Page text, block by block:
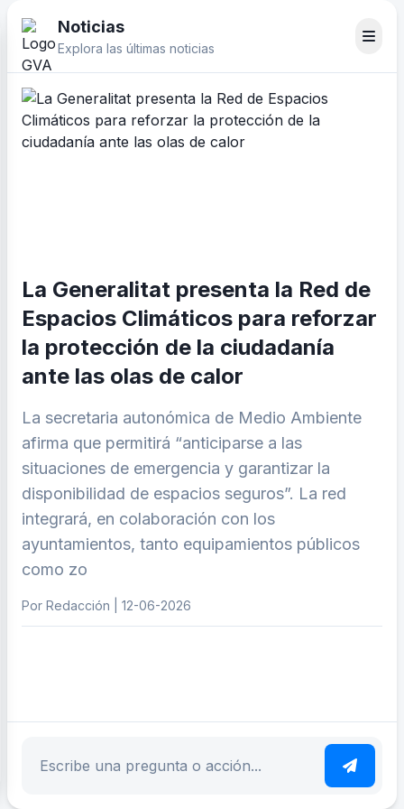
Noticias
Explora las últimas noticias
La Generalitat presenta la Red de
Espacios Climáticos para reforzar
la protección de la ciudadanía
ante las olas de calor
La secretaria autonómica de Medio Ambiente
afirma que permitirá “anticiparse a las
situaciones de emergencia y garantizar la
disponibilidad de espacios seguros”. La red
integrará, en colaboración con los
ayuntamientos, tanto equipamientos públicos
como zo
Por Redacción | 12-06-2026
Escribe tu pregunta